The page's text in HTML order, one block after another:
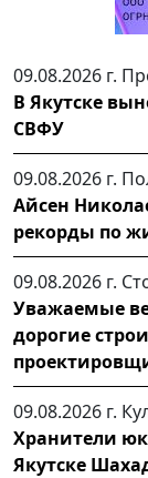
09.08.2026 г.
В Якутске
СВФУ
09.08.2026 г.
Айсен
рекорды по
09.08.2026 г.
Уважаемые
дорогие
09.08.2026 г.
Хранители
Якутске